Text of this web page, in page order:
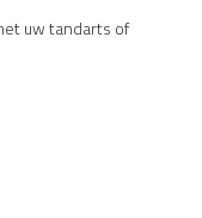
uw tandarts of